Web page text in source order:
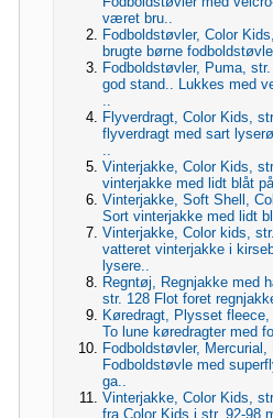
været bru..
Fodboldstøvler, Color
brugte børne
Fodboldstøvler, Puma,
god stand.. Lukkes med
Flyverdragt, Color Kids,
flyverdragt med sart
Vinterjakke, Color Kids,
vinterjakke med lidt blåt
Vinterjakke, Soft Shell,
Sort vinterjakke med lidt
Vinterjakke, Color kids,
vatteret vinterjakke i
lysere..
Regntøj, Regnjakke med
str. 128 Flot foret
Køredragt, Plysset
To lune køredragter med
Fodboldstøvler, Mercurial,
Fodboldstøvle med
ga..
Vinterjakke, Color Kids,
fra Color Kids i str. 92-98